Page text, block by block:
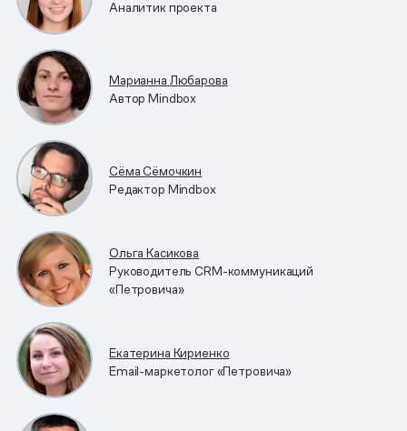
Аналитик проекта
Марианна Любарова
Автор Mindbox
Сёма Сёмочкин
Редактор Mindbox
Ольга Касикова
Руководитель CRM-коммуникаций
«Петровича»
Екатерина Кириенко
Email-маркетолог «Петровича»